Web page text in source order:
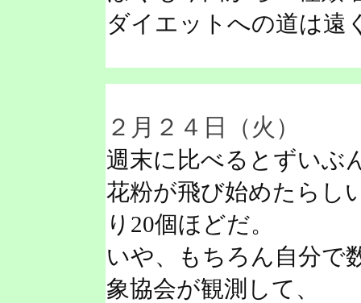
ダイエットへの道は遠
２月２４日（火）
週末に比べるとずいぶ
花粉が飛び始めたらし
り20個ほどだ。
いや、もちろん自分で
象協会が観測して、